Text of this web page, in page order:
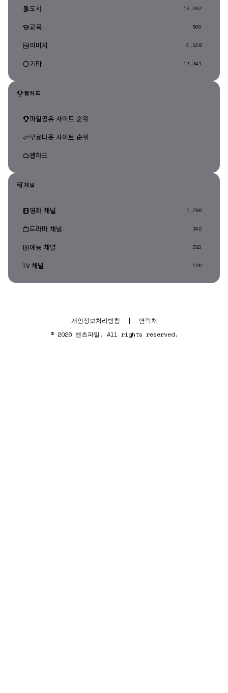
도서 15,967
교육 500
이미지 4,149
기타 13,341
웹하드
파일공유 사이트 순위
무료다운 사이트 순위
웹하드
채널
영화 채널 1,789
드라마 채널 342
예능 채널 310
TV 채널 126
개인정보처리방침 |
연락처
© 2026 벤츠파일. All rights reserved.